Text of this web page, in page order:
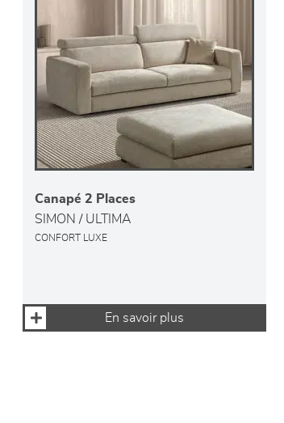
Canapé 2 Places
SIMON / ULTIMA
CONFORT LUXE
En savoir plus